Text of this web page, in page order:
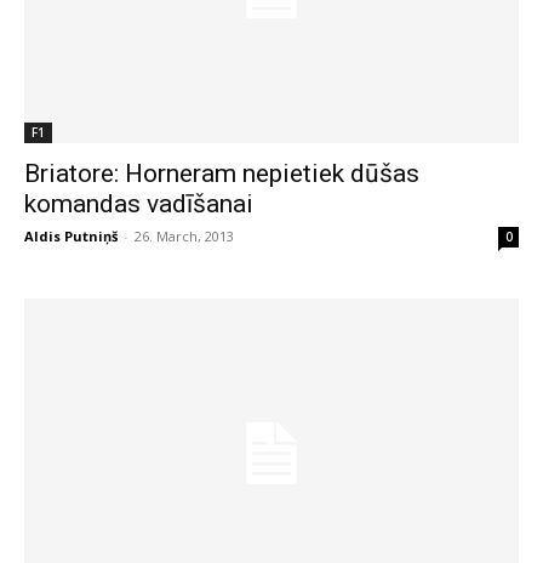
F1
Briatore: Horneram nepietiek dūšas
komandas vadīšanai
Aldis Putniņš - 26. March, 2013 0